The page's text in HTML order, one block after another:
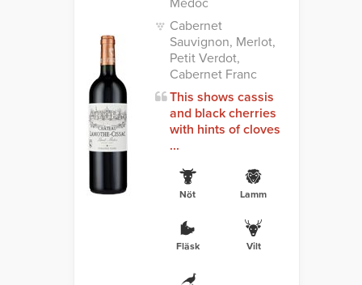
Médoc
Cabernet
Sauvignon, Merlot,
Petit Verdot,
Cabernet Franc
This shows cassis
and black cherries
with hints of cloves
...
Nöt Lamm
Fläsk Vilt